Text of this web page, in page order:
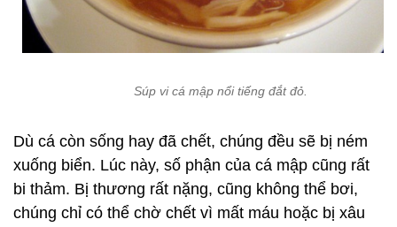
Súp vi cá mập nổi tiếng đắt đỏ.
Dù cá còn sống hay đã chết, chúng đều sẽ bị ném
xuống biển. Lúc này, số phận của cá mập cũng rất
bi thảm. Bị thương rất nặng, cũng không thể bơi,
chúng chỉ có thể chờ chết vì mất máu hoặc bị xâu